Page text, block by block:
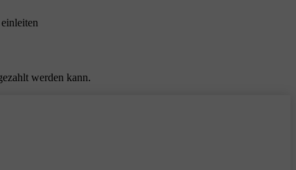
werden kann.